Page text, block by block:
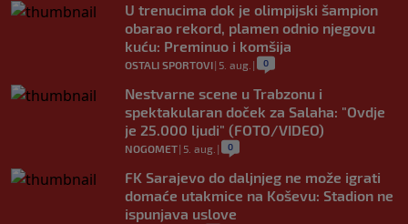
U trenucima dok je olimpijski šampion
obarao rekord, plamen odnio njegovu
kuću: Preminuo i komšija
OSTALI SPORTOVI| 5. aug. | 0
Nestvarne scene u Trabzonu i
spektakularan doček za Salaha: "Ovdje
je 25.000 ljudi" (FOTO/VIDEO)
NOGOMET| 5. aug. | 0
FK Sarajevo do daljnjeg ne može igrati
domaće utakmice na Koševu: Stadion ne
ispunjava uslove